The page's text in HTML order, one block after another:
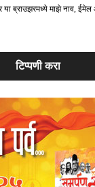
या ब्राउझरमध्ये माझे नाव,